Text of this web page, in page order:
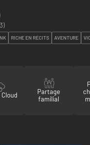
)
RICHE EN RÉCITS AVENTURE
Partage
familial